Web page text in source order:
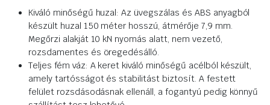
Kiváló minőségű huzal: Az üvegszálas és ABS anyagból
készült huzal 150 méter hosszú, átmérője 7,9 mm.
Megőrzi alakját 10 kN nyomás alatt, nem vezető,
rozsdamentes és öregedésálló.
Teljes fém váz: A keret kiváló minőségű acélból készült,
amely tartósságot és stabilitást biztosít. A festett
felület rozsdásodásnak ellenáll, a fogantyú pedig könnyű